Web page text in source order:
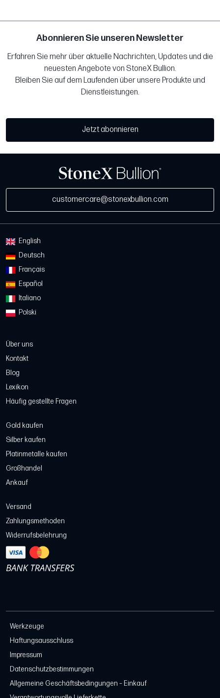
Abonnieren Sie unseren Newsletter
Erfahren Sie mehr über aktuelle Nachrichten, Updates und die
neuesten Angebote von StoneX Bullion.
Bleiben Sie auf dem Laufenden über unsere Produkte und
Dienstleistungen.
Jetzt abonnieren
customercare@stonexbullion.com
English
Deutsch
Français
Español
Italiano
Polski
Über uns
Kontakt
Blog
Lexikon
Häufig gestellte Fragen
Gold kaufen
Silber kaufen
Platinmetalle kaufen
Großhandel
Ankauf
Versand
Zahlungsmethoden
Widerrufsbelehrung
Werkzeuge
Haftungsausschluss
Impressum
Datenschutzbestimmungen
Allgemeine Geschäftsbedingungen – Einkauf